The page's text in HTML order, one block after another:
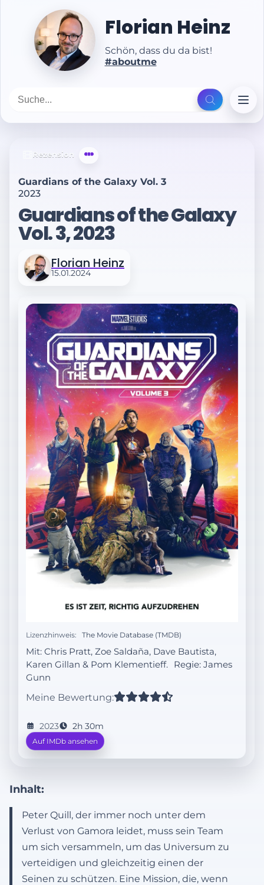
Florian Heinz
Schön, dass du da bist!
#aboutme
Rezension
Guardians of the Galaxy Vol. 3
2023
Guardians of the Galaxy
Vol. 3, 2023
Florian Heinz
15.01.2024
Lizenzhinweis: The Movie Database (TMDB)
Mit: Chris Pratt, Zoe Saldaña, Dave Bautista,
Karen Gillan & Pom Klementieff.
Regie: James
Gunn
Meine Bewertung:
2023 2h 30m
Auf IMDb ansehen
Inhalt:
Peter Quill, der immer noch unter dem
Verlust von Gamora leidet, muss sein Team
um sich versammeln, um das Universum zu
verteidigen und gleichzeitig einen der
Seinen zu schützen. Eine Mission, die, wenn